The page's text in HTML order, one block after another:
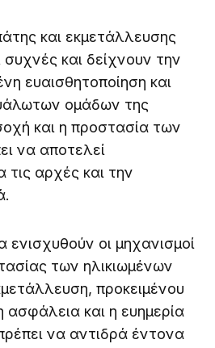
και εκμετάλλευσης
συχνές και δείχνουν την
ευαισθητοποίηση και
ομάδων της
και η προστασία των
να αποτελεί
τις αρχές και την
ενισχυθούν οι μηχανισμοί
των ηλικιωμένων
προκειμένου
ασφάλεια και η ευημερία
να αντιδρά έντονα